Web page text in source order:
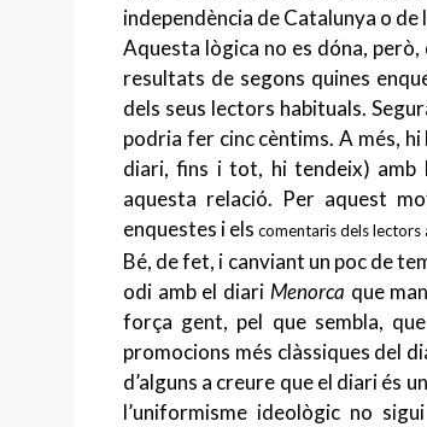
independència de Catalunya o de
Aquesta lògica no es dóna,
resultats de segons quines
dels seus lectors habituals.
podria fer cinc cèntims. A més,
diari, fins i tot, hi tendeix) amb
aquesta relació. Per aquest
enquestes i els comentaris dels lectors
Bé, de fet, i canviant un poc de
odi amb el diari Menorca que
força gent, pel que sembla,
promocions més clàssiques del
d’alguns a creure que el diari és
l’uniformisme ideològic no